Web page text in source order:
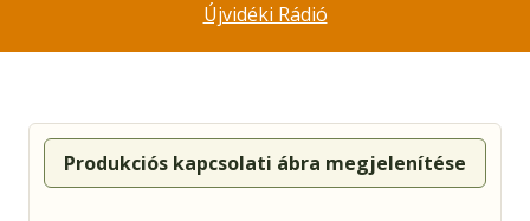
Újvidéki Rádió
Produkciós kapcsolati ábra megjelenítése